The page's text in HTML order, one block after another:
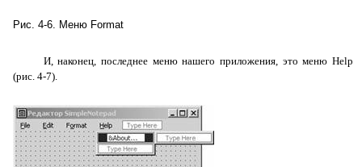
Рис. 4-6. Меню Format
И, наконец, последнее меню нашего приложения, это меню Help
(рис. 4-7).